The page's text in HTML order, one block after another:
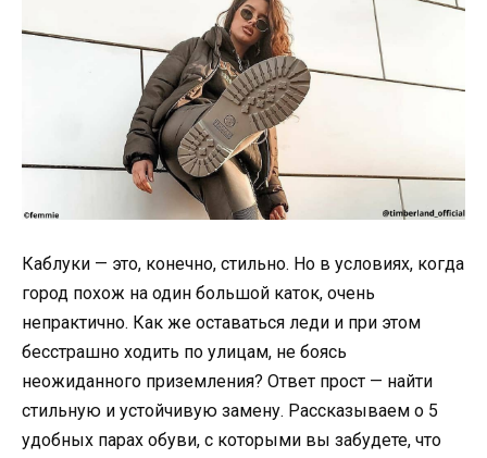
Каблуки — это, конечно, стильно. Но в условиях, когда
город похож на один большой каток, очень
непрактично. Как же оставаться леди и при этом
бесстрашно ходить по улицам, не боясь
неожиданного приземления? Ответ прост — найти
стильную и устойчивую замену. Рассказываем о 5
удобных парах обуви, с которыми вы забудете, что